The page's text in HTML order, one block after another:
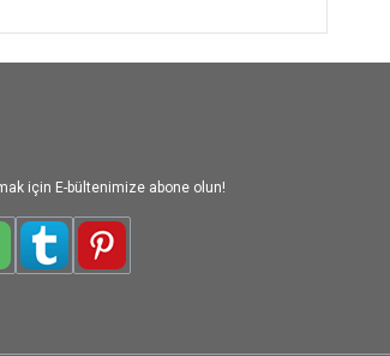
için E-bültenimize abone olun!
TumblrPinterest